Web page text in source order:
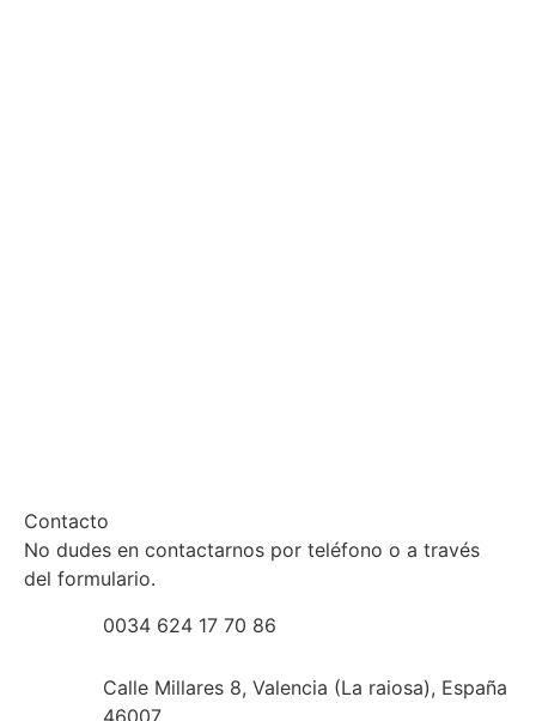
Contacto
No dudes en contactarnos por teléfono o a través
del formulario.
0034 624 17 70 86
Calle Millares 8, Valencia (La raiosa), España
46007